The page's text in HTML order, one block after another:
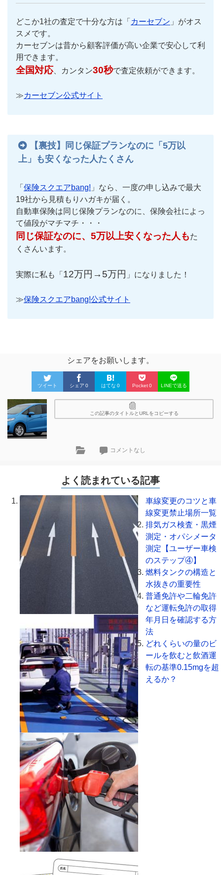
どこか1社の査定で十分な方は「 カーセブン 」がオス
スメです。
カーセブンは昔から顧客評価が高い企業で安心して利
用できます。
全国対応、カンタン30秒で査定依頼ができます。
≫カーセブン公式サイト
【裏技】同じ保証プランなのに「5万以
上」も安くなった人たくさん
「 保険スクエアbang! 」なら、一度の申し込みで最大
19社から見積もりハガキが届く。
自動車保険は同じ保険プランなのに、保険会社によっ
て値段がマチマチ・・・
同じ保証なのに、5万以上安くなった人もた
くさんいます。
実際に私も「 12万円→5万円 」になりました！
≫保険スクエアbang!公式サイト
シェアをお願いします。
ツイート シェア 0 はてな 0 Pocket0 LINEで送る
この記事のタイトルとURLをコピーする
コメントなし
よく読まれている記事
車線変更のコツと車
線変更禁止場所一覧
排気ガス検査・黒煙
測定・オパシメータ
測定【ユーザー車検
のステップ④】
燃料タンクの構造と
水抜きの重要性
普通免許や二輪免許
など運転免許の取得
年月日を確認する方
法
どれくらいの量のビ
ールを飲むと飲酒運
転の基準0.15mgを超
えるか？